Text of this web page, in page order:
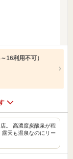
16利用不可）
。 高濃度炭酸泉が程
天も温泉なのにリー